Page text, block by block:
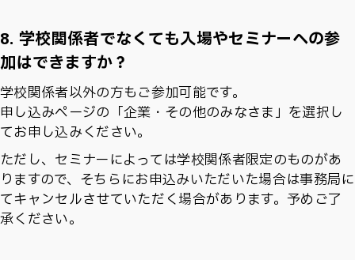
8. 学校関係者でなくても入場やセミナーへの参
加はできますか？
学校関係者以外の方もご参加可能です。
申し込みページの「企業・その他のみなさま」を選択し
てお申し込みください。
ただし、セミナーによっては学校関係者限定のものがあ
りますので、そちらにお申込みいただいた場合は事務局に
てキャンセルさせていただく場合があります。予めご了
承ください。